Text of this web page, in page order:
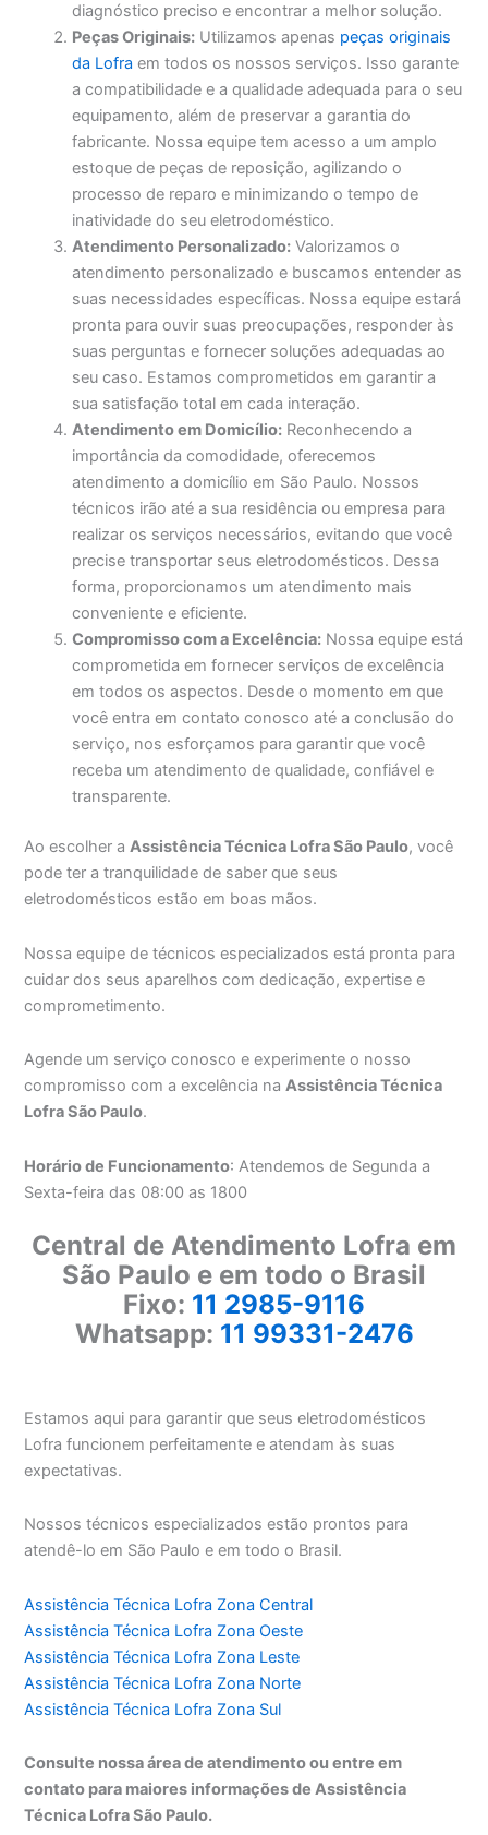
diagnóstico preciso e encontrar a melhor solução.
Peças Originais: Utilizamos apenas peças originais
da Lofra em todos os nossos serviços. Isso garante
a compatibilidade e a qualidade adequada para o seu
equipamento, além de preservar a garantia do
fabricante. Nossa equipe tem acesso a um amplo
estoque de peças de reposição, agilizando o
processo de reparo e minimizando o tempo de
inatividade do seu eletrodoméstico.
Atendimento Personalizado: Valorizamos o
atendimento personalizado e buscamos entender as
suas necessidades específicas. Nossa equipe estará
pronta para ouvir suas preocupações, responder às
suas perguntas e fornecer soluções adequadas ao
seu caso. Estamos comprometidos em garantir a
sua satisfação total em cada interação.
Atendimento em Domicílio: Reconhecendo a
importância da comodidade, oferecemos
atendimento a domicílio em São Paulo. Nossos
técnicos irão até a sua residência ou empresa para
realizar os serviços necessários, evitando que você
precise transportar seus eletrodomésticos. Dessa
forma, proporcionamos um atendimento mais
conveniente e eficiente.
Compromisso com a Excelência: Nossa equipe está
comprometida em fornecer serviços de excelência
em todos os aspectos. Desde o momento em que
você entra em contato conosco até a conclusão do
serviço, nos esforçamos para garantir que você
receba um atendimento de qualidade, confiável e
transparente.
Ao escolher aAssistência Técnica Lofra São Paulo, você
pode ter a tranquilidade de saber que seus
eletrodomésticos estão em boas mãos.
Nossa equipe de técnicos especializados está pronta para
cuidar dos seus aparelhos com dedicação, expertise e
comprometimento.
Agende um serviço conosco e experimente o nosso
compromisso com a excelência naAssistência Técnica
Lofra São Paulo.
Horário de Funcionamento: Atendemos de Segunda a
Sexta-feira das 08:00 as 1800
Central de Atendimento Lofra em
São Paulo e em todo o Brasil
Fixo: 11 2985-9116
Whatsapp: 11 99331-2476
Estamos aqui para garantir que seus eletrodomésticos
Lofra funcionem perfeitamente e atendam às suas
expectativas.
Nossos técnicos especializados estão prontos para
atendê-lo em São Paulo e em todo o Brasil.
Assistência Técnica Lofra Zona Central
Assistência Técnica Lofra Zona Oeste
Assistência Técnica Lofra Zona Leste
Assistência Técnica Lofra Zona Norte
Assistência Técnica Lofra Zona Sul
Consulte nossa área de atendimento ou entre em
contato para maiores informações de Assistência
Técnica Lofra São Paulo.